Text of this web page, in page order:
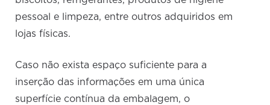
pessoal e limpeza, entre outros adquiridos em
lojas físicas.
Caso não exista espaço suficiente para a
inserção das informações em uma única
superfície contínua da embalagem, o